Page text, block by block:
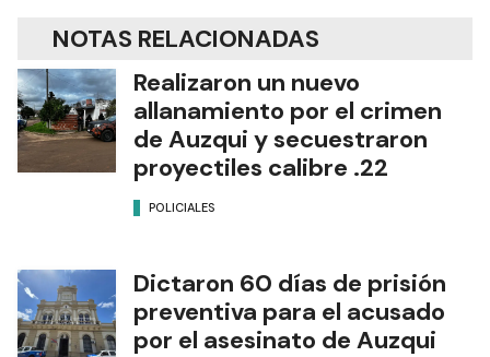
NOTAS RELACIONADAS
Realizaron un nuevo
allanamiento por el crimen
de Auzqui y secuestraron
proyectiles calibre .22
POLICIALES
Dictaron 60 días de prisión
preventiva para el acusado
por el asesinato de Auzqui